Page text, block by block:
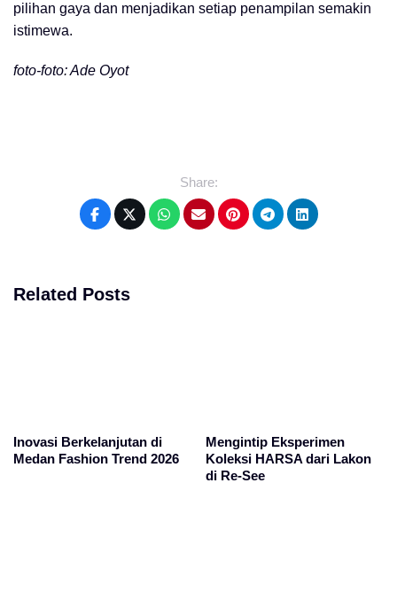
pilihan gaya dan menjadikan setiap penampilan semakin
istimewa.
foto-foto: Ade Oyot
Share:
Related Posts
Inovasi Berkelanjutan di
Medan Fashion Trend 2026
Mengintip Eksperimen
Koleksi HARSA dari Lakon
di Re-See